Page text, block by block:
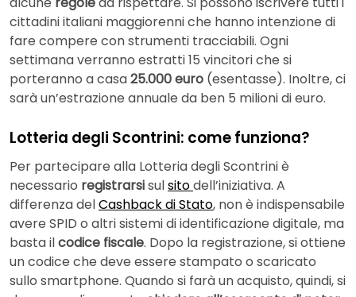
cittadini italiani maggiorenni che hanno intenzione di
fare compere con strumenti tracciabili. Ogni
settimana verranno estratti 15 vincitori che si
porteranno a casa25.000 euro (esentasse). Inoltre, ci
sarà un’estrazione annuale da ben 5 milioni di euro.
Lotteria degli Scontrini: come funziona?
Per partecipare alla Lotteria degli Scontrini è
necessario registrarsisulsitodell’iniziativa. A
differenza delCashback di Stato, non è indispensabile
avere SPID o altri sistemi di identificazione digitale, ma
basta ilcodice fiscale. Dopo la registrazione, si ottiene
un codice che deve essere stampato o scaricato
sullo smartphone. Quando si farà un acquisto, quindi, si